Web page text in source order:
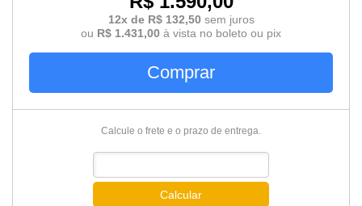
12x de R$ 132,50 sem juros
ou R$ 1.431,00 à vista no boleto ou pix
Comprar
Calcule o frete e o prazo de entrega.
Calcular